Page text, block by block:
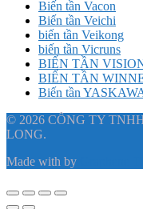
Biến tần Vacon
Biến tần Veichi
biến tần Veikong
biến tần Vicruns
BIẾN TẦN
BIẾN TẦN
Biến tần
© 2026 CÔNG TY
LONG.
Made with by